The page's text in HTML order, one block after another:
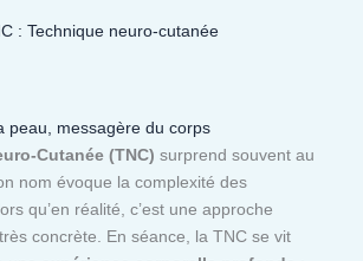
: Technique neuro-cutanée
peau, messagère du corps
Cutanée (TNC) surprend souvent au
nom évoque la complexité des
qu’en réalité, c’est une approche
concrète. En séance, la TNC se vit